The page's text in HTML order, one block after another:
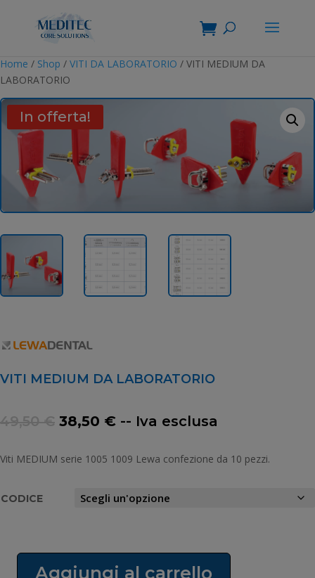
Home / Shop / VITI DA LABORATORIO / VITI MEDIUM DA
LABORATORIO
In offerta!
VITI MEDIUM DA LABORATORIO
49,50€ Il
originale
38,50 €Il
attuale
-- Iva esclusa
Viti MEDIUM serie 1005 1009 Lewa confezione da 10 pezzi.
CODICE
Aggiungi al carrello